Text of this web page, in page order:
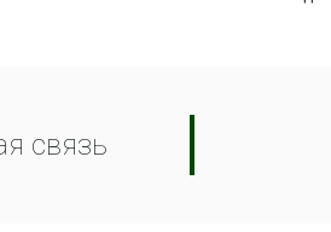
связь